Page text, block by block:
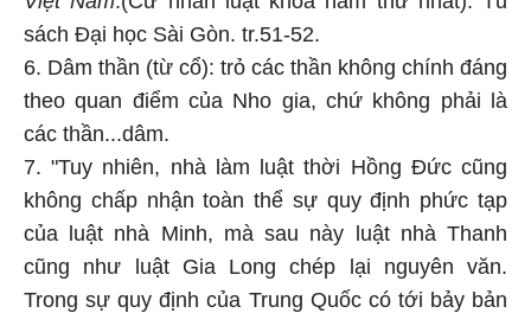
sách Đại học Sài Gòn. tr.51-52.
6. Dâm thần (từ cổ): trỏ các thần không chính đáng
theo quan điểm của Nho gia, chứ không phải là
các thần...dâm.
7. "Tuy nhiên, nhà làm luật thời Hồng Đức cũng
không chấp nhận toàn thể sự quy định phức tạp
của luật nhà Minh, mà sau này luật nhà Thanh
cũng như luật Gia Long chép lại nguyên văn.
Trong sự quy định của Trung Quốc có tới bảy bản